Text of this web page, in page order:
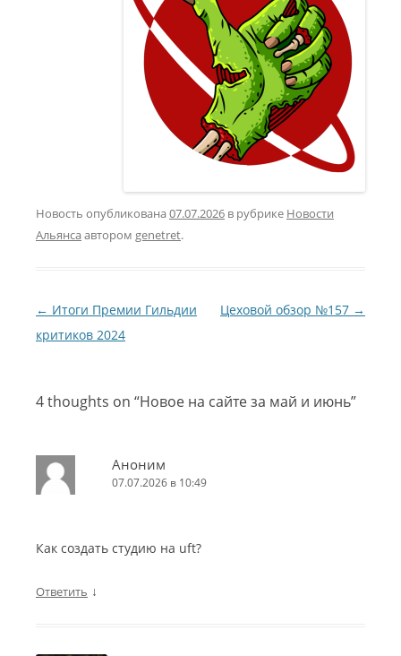
Новость опубликована07.07.2026 в рубрике Новости
Альянсаавтором genetret.
Навигация по записям
← Итоги Премии Гильдии
критиков 2024
Цеховой обзор №157 →
4 thoughts on “Новое на сайте за май и июнь”
Аноним
07.07.2026 в 10:49
Как создать студию на uft?
Ответить ↓